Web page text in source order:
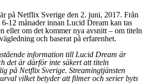
på Netflix Sverige den 2. juni, 2017. Från
6-12 månader innan Lucid Dream kan tas
eller om det kommer nya avsnitt – om titeln
och baserat på erfarenhet.
information till Lucid Dream är
det är därför inte säkert att titeln
på Netflix Sverige. Streamingtjänsten
vilket betyder att filmer och serier byts